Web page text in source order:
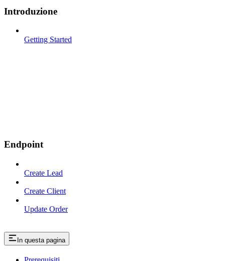
Introduzione
Getting Started
Endpoint
Create Lead
Create Client
Update Order
In questa pagina